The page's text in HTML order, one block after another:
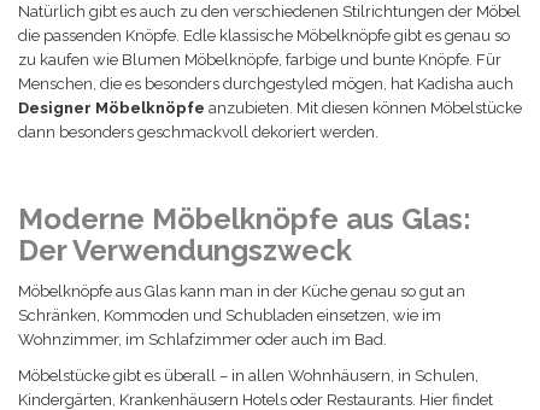
Natürlich gibt es auch zu den verschiedenen Stilrichtungen der Möbel
die passenden Knöpfe. Edle klassische Möbelknöpfe gibt es genau so
zu kaufen wie Blumen Möbelknöpfe, farbige und bunte Knöpfe. Für
Menschen, die es besonders durchgestyled mögen, hat Kadisha auch
Designer Möbelknöpfe anzubieten. Mit diesen können Möbelstücke
dann besonders geschmackvoll dekoriert werden.
Moderne Möbelknöpfe aus Glas:
Der Verwendungszweck
Möbelknöpfe aus Glas kann man in der Küche genau so gut an
Schränken, Kommoden und Schubladen einsetzen, wie im
Wohnzimmer, im Schlafzimmer oder auch im Bad.
Möbelstücke gibt es überall – in allen Wohnhäusern, in Schulen,
Kindergärten, Krankenhäusern Hotels oder Restaurants. Hier findet